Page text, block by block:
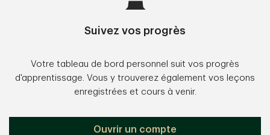
Suivez vos progrès
Votre tableau de bord personnel suit vos progrès
d'apprentissage. Vous y trouverez également vos leçons
enregistrées et cours à venir.
Ouvrir un compte